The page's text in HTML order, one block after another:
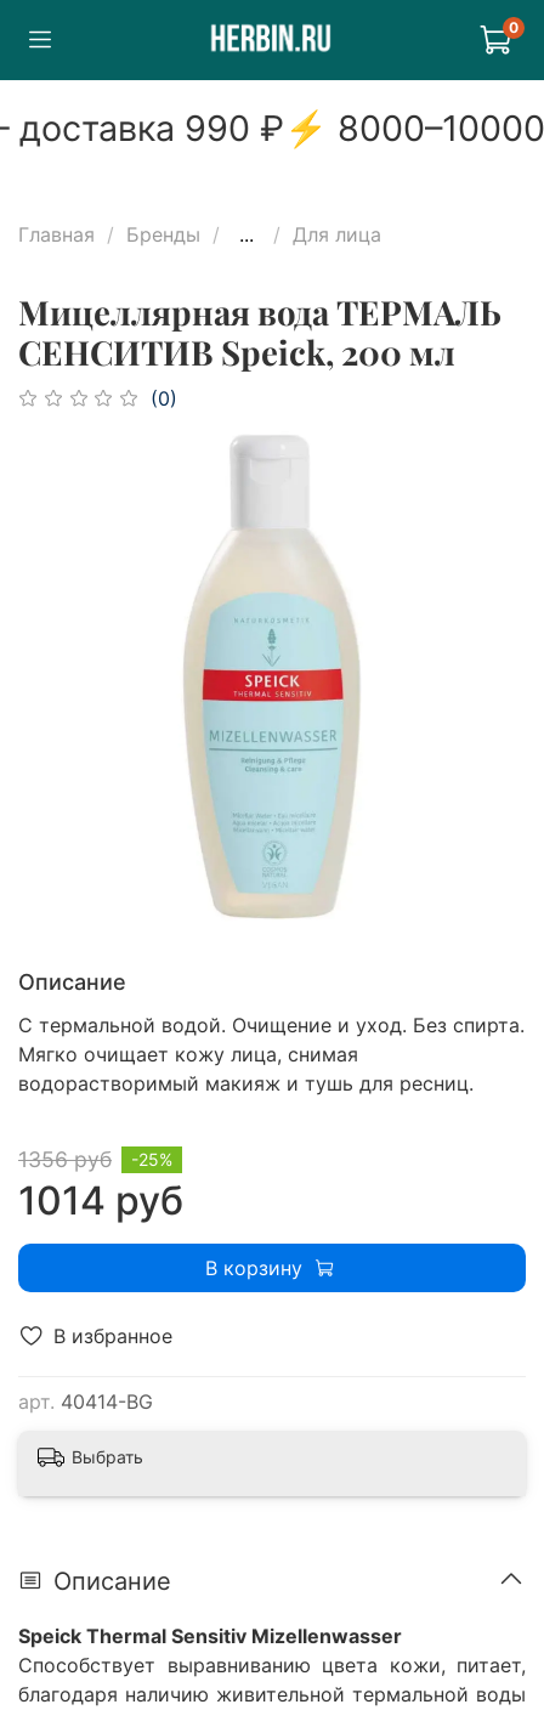
0
990₽⚡8000–10000
Главная Бренды ... Для лица
Мицеллярная вода ТЕРМАЛЬ
СЕНСИТИВ Speick, 200 мл
(0)
В избранное
арт. 40414-BG
Описание
С термальной водой. Очищение и уход. Без спирта.
Мягко очищает кожу лица, снимая
водорастворимый макияж и тушь для ресниц.
1356 руб
1014 руб
-25%
В корзину
Выбрать
Описание
Speick Thermal Sensitiv Mizellenwasser
Способствует выравниванию цвета кожи, питает,
благодаря наличию живительной термальной воды